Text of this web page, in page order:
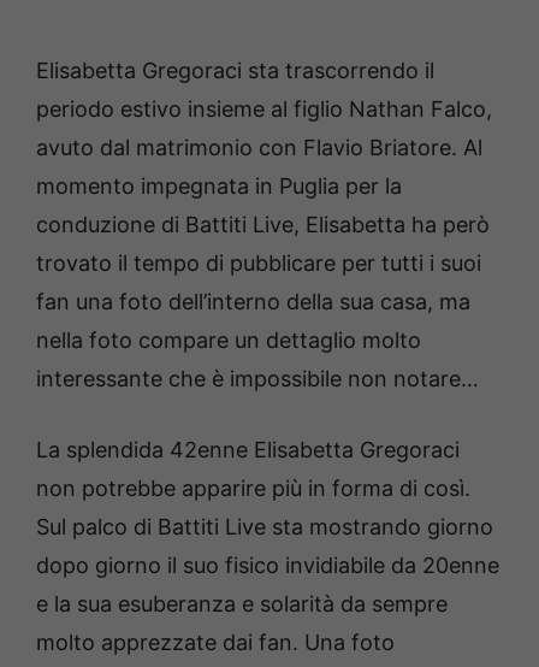
Elisabetta Gregoraci sta trascorrendo il
periodo estivo insieme al figlio Nathan Falco,
avuto dal matrimonio con Flavio Briatore. Al
momento impegnata in Puglia per la
conduzione di Battiti Live, Elisabetta ha però
trovato il tempo di pubblicare per tutti i suoi
fan una foto dell’interno della sua casa, ma
nella foto compare un dettaglio molto
interessante che è impossibile non notare…
La splendida 42enne Elisabetta Gregoraci
non potrebbe apparire più in forma di così.
Sul palco di Battiti Live sta mostrando giorno
dopo giorno il suo fisico invidiabile da 20enne
e la sua esuberanza e solarità da sempre
molto apprezzate dai fan. Una foto